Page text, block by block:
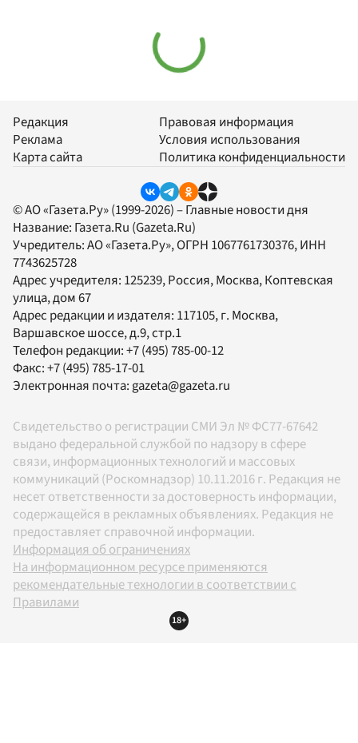
Редакция
Реклама
Карта сайта
Правовая информация
Условия использования
Политика конфиденциальности
© АО «Газета.Ру» (1999-2026) – Главные новости дня
Название: Газета.Ru (Gazeta.Ru)
Учредитель:АО «Газета.Ру», ОГРН 1067761730376, ИНН
7743625728
Адрес учредителя: 125239, Россия, Москва, Коптевская
улица, дом 67
Адрес редакции и издателя: 117105, г. Москва,
Варшавское шоссе, д.9, стр.1
Телефон редакции:+7 (495) 785-00-12
Факс:+7 (495) 785-17-01
Электронная почта:gazeta@gazeta.ru
Свидетельство о регистрации СМИ Эл № ФС77-67642
выдано федеральной службой по надзору в сфере
связи, информационных технологий и массовых
коммуникаций (Роскомнадзор) 10.11.2016 г. Редакция не
несет ответственности за достоверность информации,
содержащейся в рекламных объявлениях. Редакция не
предоставляет справочной информации.
Информация об ограничениях
На информационном ресурсе применяются
рекомендательные технологии в соответствии с
Правилами
18+